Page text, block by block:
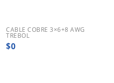
CABLE COBRE 3×6+8 AWG
TREBOL
$0